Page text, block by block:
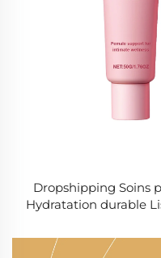
Dropshipping Soins
Hydratation durable